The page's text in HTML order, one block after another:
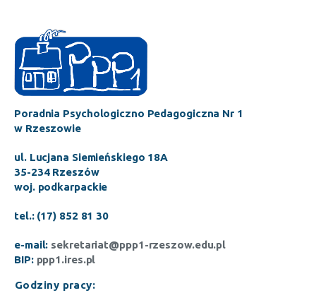
Poradnia Psychologiczno Pedagogiczna Nr 1
w Rzeszowie
ul. Lucjana Siemieńskiego 18A
35-234 Rzeszów
woj. podkarpackie
tel.: (17) 852 81 30
e-mail: sekretariat@ppp1-rzeszow.edu.pl
BIP: ppp1.ires.pl
Godziny pracy: